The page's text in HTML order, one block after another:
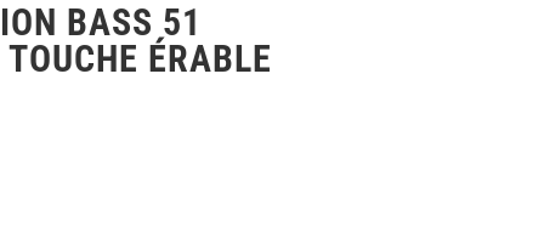
BASS 51
ÉRABLE